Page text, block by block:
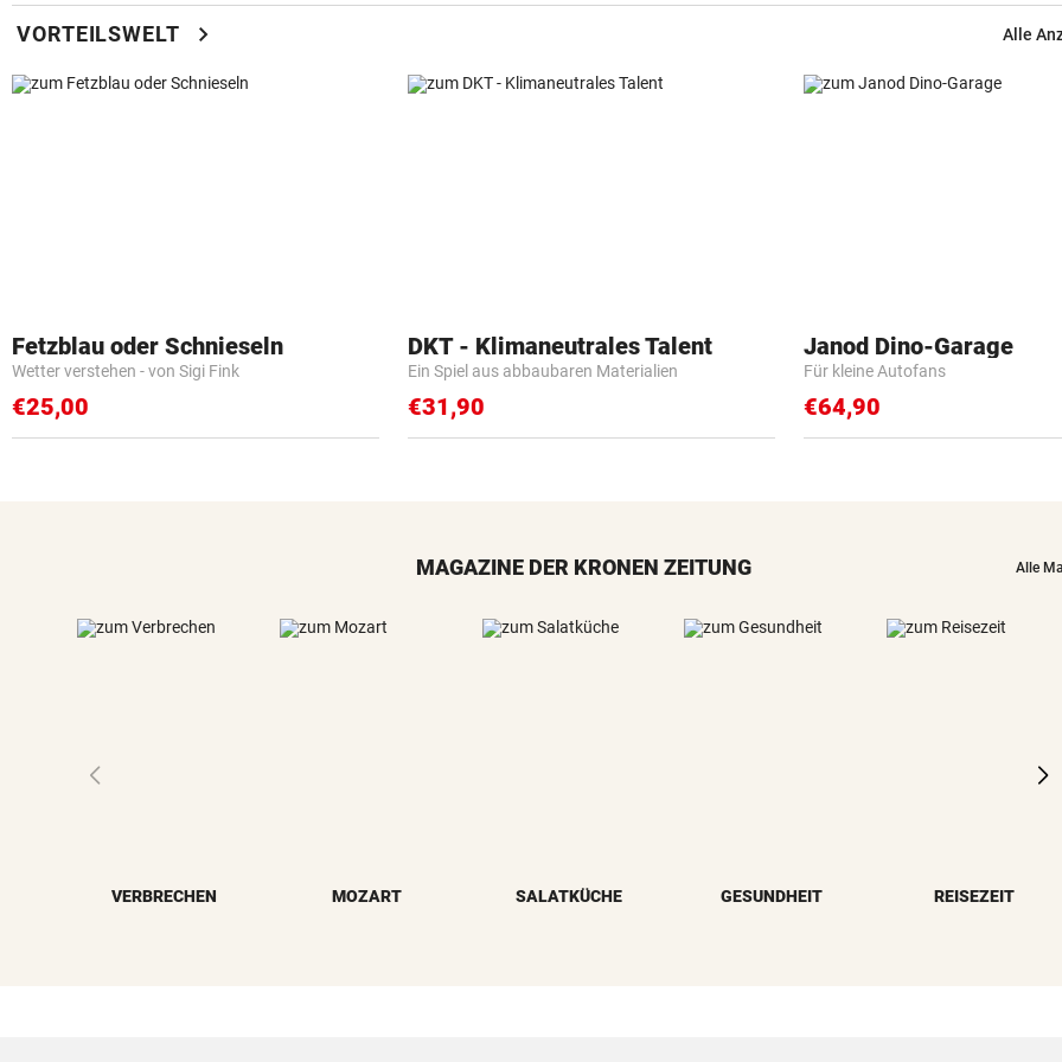
FEUERWEHR GEFORDERT
Hartberg – Sturm
42 TIERE ABGENOMMEN
180.000 Euro Steuergeld für
Sprintsieg in Silverstone
UNGLÜCKLICH
„Unfassbar“: Auch AK-Chefin
immens schwer!“
VORTEILSWELT chevron_right Alle
Fetzblau oder Schnieseln
Wetter verstehen - von Sigi Fink
€25,00
DKT - Klimaneutrales Talent
Ein Spiel aus abbaubaren Materialien
€31,90
Janod Dino-Garage
Für kleine Autofans
€64,90
MAGAZINE DER KRONEN ZEITUNG Alle
VERBRECHEN MOZART SALATKÜCHE GESUNDHEIT REISEZEIT